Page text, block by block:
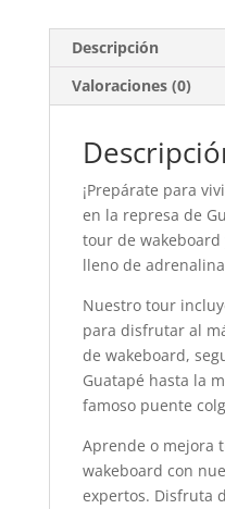
Descripción
Valoraciones (0)
¡Prepárate para
en la represa de
tour de
lleno de
Nuestro tour
para disfrutar al
de wakeboard,
Guatapé hasta la
famoso puente
Aprende o mejora
wakeboard con
expertos. Disfruta